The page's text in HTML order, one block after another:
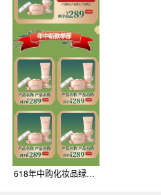
618年中购化妆品绿色金色中国风国潮电商店铺首页手机端首页